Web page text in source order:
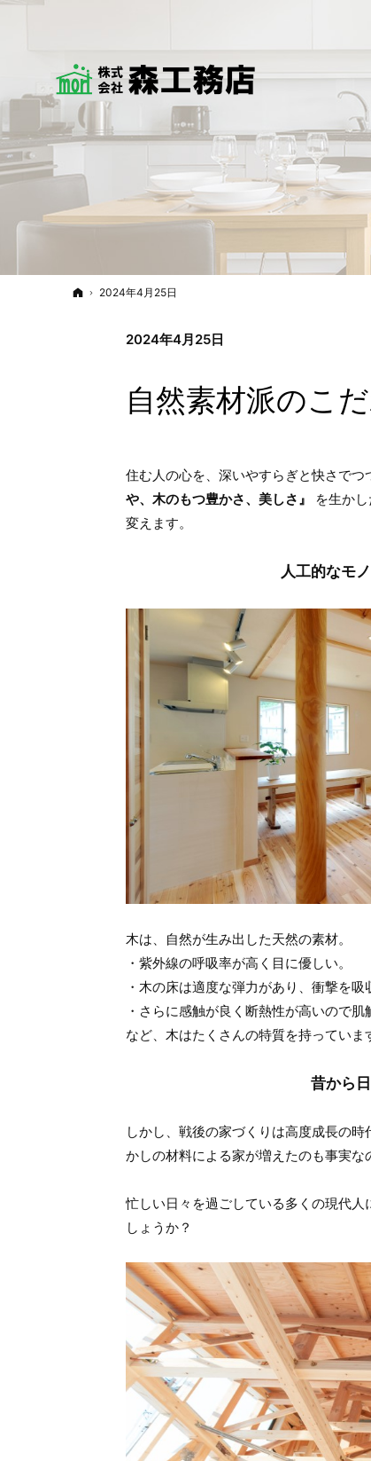
ホーム
2024年4月25日
2024年4月25日
自然素材派のこ
住む人の心を、深いやすらぎと快さで
や、木のもつ豊かさ、美しさ』
を生か
変えます。
人工的なモ
木は、自然が生み出した天然の素材。
・紫外線の呼吸率が高く目に優しい。
・木の床は適度な弾力があり、衝撃を吸
・さらに感触が良く断熱性が高いので肌
など、木はたくさんの特質を持っていま
昔から
しかし、戦後の家づくりは高度成長の
かしの材料による家が増えたのも事実な
忙しい日々を過ごしている多くの現代
しょうか？